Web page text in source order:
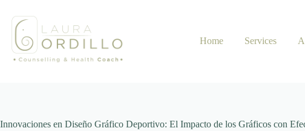
content
Home
Services
Innovaciones en Diseño Gráfico Deportivo: El Impacto de los Gráficos con